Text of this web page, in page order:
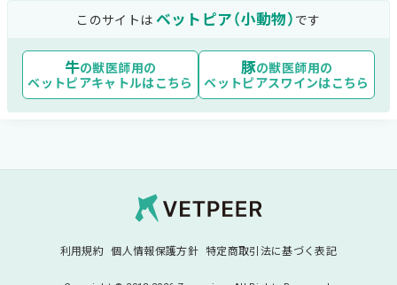
このサイトは ベットピア（小動物） です
牛の獣医師用の
ベットピアキャトルはこちら
豚の獣医師用の
ベットピアスワインはこちら
利用規約 個人情報保護方針 特定商取引法に基づく表記